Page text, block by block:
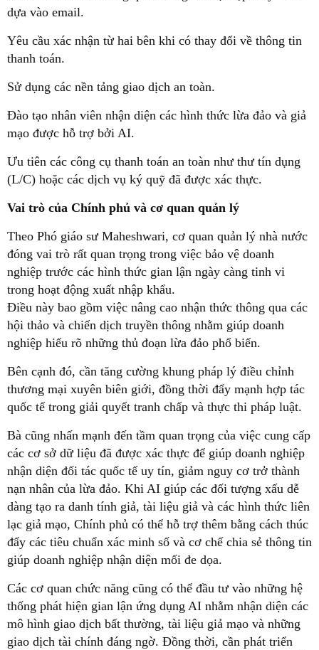
dựa vào email.
Yêu cầu xác nhận từ hai bên khi có thay đổi về thông tin
thanh toán.
Sử dụng các nền tảng giao dịch an toàn.
Đào tạo nhân viên nhận diện các hình thức lừa đảo và giả
mạo được hỗ trợ bởi AI.
Ưu tiên các công cụ thanh toán an toàn như thư tín dụng
(L/C) hoặc các dịch vụ ký quỹ đã được xác thực.
Vai trò của Chính phủ và cơ quan quản lý
Theo Phó giáo sư Maheshwari, cơ quan quản lý nhà nước
đóng vai trò rất quan trọng trong việc bảo vệ doanh
nghiệp trước các hình thức gian lận ngày càng tinh vi
trong hoạt động xuất nhập khẩu.
Điều này bao gồm việc nâng cao nhận thức thông qua các
hội thảo và chiến dịch truyền thông nhằm giúp doanh
nghiệp hiểu rõ những thủ đoạn lừa đảo phổ biến.
Bên cạnh đó, cần tăng cường khung pháp lý điều chỉnh
thương mại xuyên biên giới, đồng thời đẩy mạnh hợp tác
quốc tế trong giải quyết tranh chấp và thực thi pháp luật.
Bà cũng nhấn mạnh đến tầm quan trọng của việc cung cấp
các cơ sở dữ liệu đã được xác thực để giúp doanh nghiệp
nhận diện đối tác quốc tế uy tín, giảm nguy cơ trở thành
nạn nhân của lừa đảo. Khi AI giúp các đối tượng xấu dễ
dàng tạo ra danh tính giả, tài liệu giả và các hình thức liên
lạc giả mạo, Chính phủ có thể hỗ trợ thêm bằng cách thúc
đẩy các tiêu chuẩn xác minh số và cơ chế chia sẻ thông tin
giúp doanh nghiệp nhận diện mối đe dọa.
Các cơ quan chức năng cũng có thể đầu tư vào những hệ
thống phát hiện gian lận ứng dụng AI nhằm nhận diện các
mô hình giao dịch bất thường, tài liệu giả mạo và những
giao dịch tài chính đáng ngờ. Đồng thời, cần phát triển